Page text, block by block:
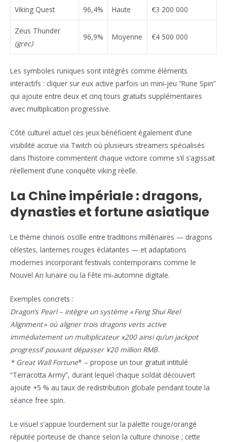
Viking Quest 96,4% Haute €3 200 000
Zeus Thunder
(grec)
96,9% Moyenne €4 500 000
Les symboles runiques sont intégrés comme éléments
interactifs : cliquer sur eux active parfois un mini‑jeu “Rune Spin”
qui ajoute entre deux et cinq tours gratuits supplémentaires
avec multiplication progressive.
Côté culturel actuel ces jeux bénéficient également d’une
visibilité accrue via Twitch où plusieurs streamers spécialisés
dans l’histoire commentent chaque victoire comme s’il s’agissait
réellement d’une conquête viking réelle.
La Chine impériale : dragons,
dynasties et fortune asiatique
Le thème chinois oscille entre traditions millénaires — dragons
célestes, lanternes rouges éclatantes — et adaptations
modernes incorporant festivals contemporains comme le
Nouvel An lunaire ou la Fête mi‑automne digitale.
Exemples concrets :
Dragon’s Pearl– intègre un système « Feng Shui Reel
Alignment » où aligner trois dragons verts active
immédiatement un multiplicateur x200 ainsi qu’un jackpot
progressif pouvant dépasser ¥20 million RMB.
* Great Wall Fortune* – propose un tour gratuit intitulé
“Terracotta Army”, durant lequel chaque soldat découvert
ajoute +5 % au taux de redistribution globale pendant toute la
séance free spin.
Le visuel s’appuie lourdement sur la palette rouge/orangé
réputée porteuse de chance selon la culture chinoise ; cette